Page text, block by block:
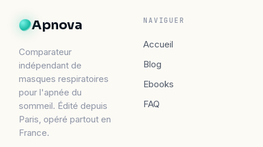
Apnova
Comparateur
indépendant de
masques respiratoires
pour l'apnée du
sommeil. Édité depuis
Paris, opéré partout en
France.
NAVIGUER
Accueil
Blog
Ebooks
FAQ